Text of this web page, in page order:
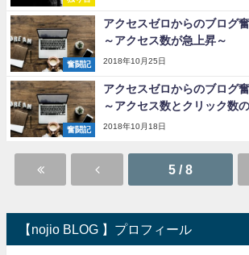
奮闘記
アクセスゼロからのブログ
～アクセス数が急上昇～
2018年10月25日
奮闘記
アクセスゼロからのブログ
～アクセス数とクリック数
2018年10月18日
5 / 8
【nojio BLOG 】プロフィール